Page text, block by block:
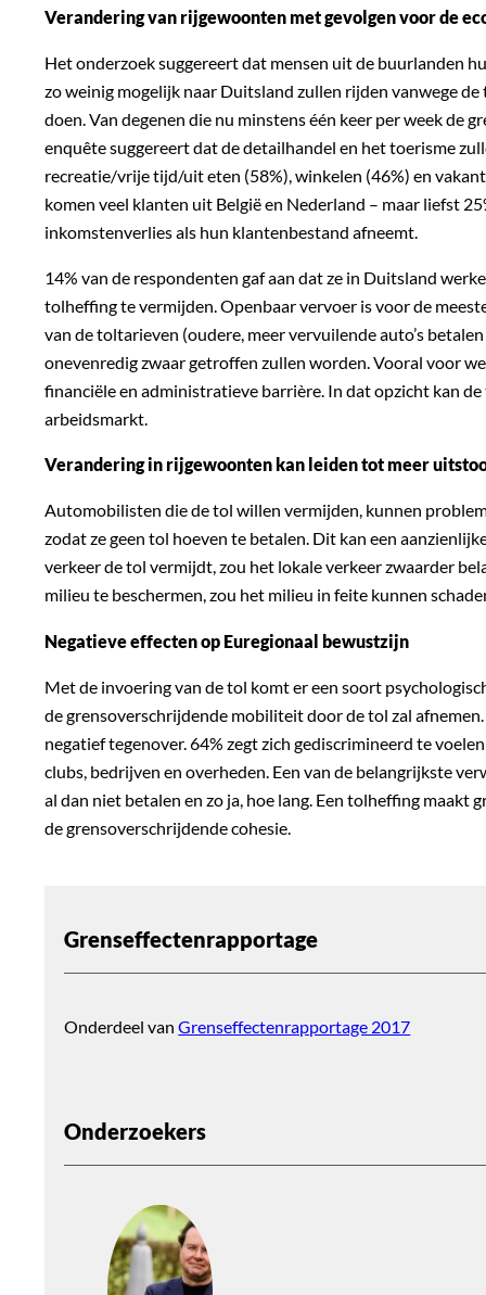
Verandering van rijgewoonten met gevolgen voor de
Het onderzoek suggereert dat mensen uit de buurlanden
zo weinig mogelijk naar Duitsland zullen rijden vanwege
doen. Van degenen die nu minstens één keer per week de
enquête suggereert dat de detailhandel en het toerisme
recreatie/vrije tijd/uit eten (58%), winkelen (46%) en
komen veel klanten uit België en Nederland – maar liefst
inkomstenverlies als hun klantenbestand afneemt.
14% van de respondenten gaf aan dat ze in Duitsland
tolheffing te vermijden. Openbaar vervoer is voor de
van de toltarieven (oudere, meer vervuilende auto’s
onevenredig zwaar getroffen zullen worden. Vooral voor
financiële en administratieve barrière. In dat opzicht kan
arbeidsmarkt.
Verandering in rijgewoonten kan leiden tot meer
Automobilisten die de tol willen vermijden, kunnen
zodat ze geen tol hoeven te betalen. Dit kan een
verkeer de tol vermijdt, zou het lokale verkeer zwaarder
milieu te beschermen, zou het milieu in feite kunnen
Negatieve effecten op Euregionaal bewustzijn
Met de invoering van de tol komt er een soort
de grensoverschrijdende mobiliteit door de tol zal
negatief tegenover. 64% zegt zich gediscrimineerd te
clubs, bedrijven en overheden. Een van de belangrijkste
al dan niet betalen en zo ja, hoe lang. Een tolheffing
de grensoverschrijdende cohesie.
Grenseffectenrapportage
Onderdeel vanGrenseffectenrapportage 2017
Onderzoekers